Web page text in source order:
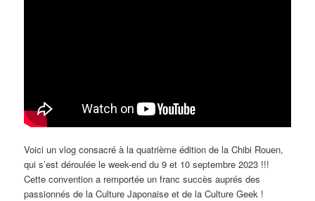
Voici un vlog consacré à la quatrième édition de la Chibi Rouen,
qui s’est déroulée le week-end du 9 et 10 septembre 2023 !!!
Cette convention a remportée un franc succès auprés des
passionnés de la Culture Japonaise et de la Culture Geek !